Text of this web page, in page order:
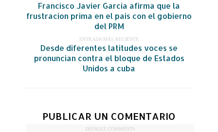
Francisco Javier Garcia afirma que la
frustracion prima en el pais con el gobierno
del PRM
ENTRADA MÁS RECIENTE
Desde diferentes latitudes voces se
pronuncian contra el bloque de Estados
Unidos a cuba
PUBLICAR UN COMENTARIO
DEFAULT COMMENTS